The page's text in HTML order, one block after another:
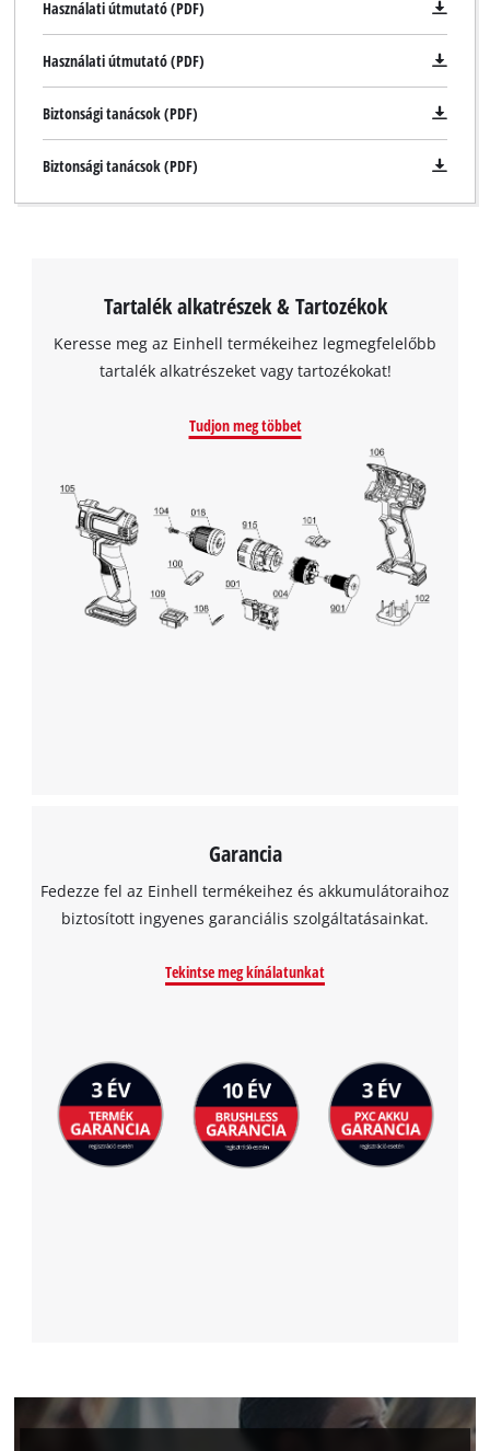
This content is not permitted to load due
visitor. The website owner needs to setup
the site with their CMP to add this content
Powered byUsercentrics Consent
Management Platform
Használati útmutató (PDF)
Használati útmutató (PDF)
Biztonsági tanácsok (PDF)
Biztonsági tanácsok (PDF)
Tartalék alkatrészek & Tartozékok
Keresse meg az Einhell termékeihez legmegfelelőbb
tartalék alkatrészeket vagy tartozékokat!
Tudjon meg többet
Garancia
Fedezze fel az Einhell termékeihez és akkumulátoraihoz
biztosított ingyenes garanciális szolgáltatásainkat.
Tekintse meg kínálatunkat